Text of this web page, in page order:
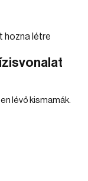
lévő kismamák.